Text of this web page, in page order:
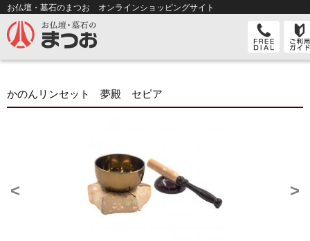
お仏壇・墓石のまつお オンラインショッピングサイト
かのんリンセット 夢殿 セピア
< >